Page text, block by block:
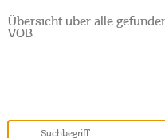
Übersicht über alle
VOB